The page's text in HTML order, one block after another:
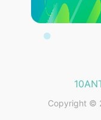
Copyright ©